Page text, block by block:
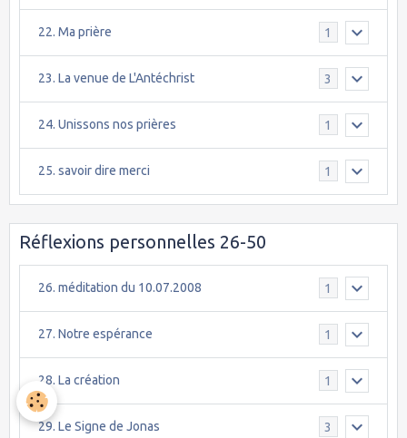
22. Ma prière 1
23. La venue de L'Antéchrist 3
24. Unissons nos prières 1
25. savoir dire merci 1
Réflexions personnelles 26-50
26. méditation du 10.07.2008 1
27. Notre espérance 1
28. La création 1
29. Le Signe de Jonas 3